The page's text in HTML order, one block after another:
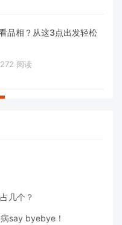
品相？从这3点出发轻松
272 阅读
几个？
say byebye！